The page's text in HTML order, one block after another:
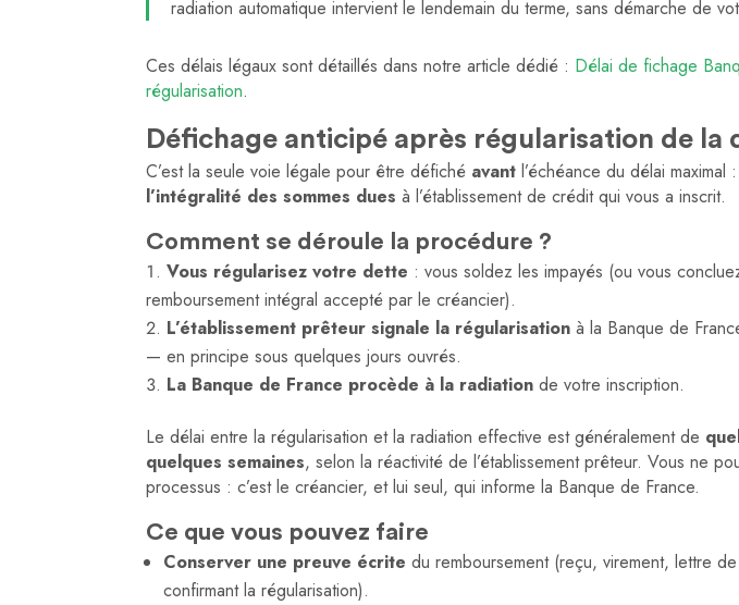
radiation automatique intervient le lendemain du terme, sans démarche de
Ces délais légaux sont détaillés dans notre article dédié : Délai de fichage
régularisation.
Défichage anticipé après régularisation de la
C’est la seule voie légale pour être défiché avant l’échéance du délai maximal :
l’intégralité des sommes dues à l’établissement de crédit qui vous a inscrit.
Comment se déroule la procédure ?
Vous régularisez votre dette : vous soldez les impayés (ou vous
remboursement intégral accepté par le créancier).
L’établissement prêteur signale la régularisation à la Banque de
— en principe sous quelques jours ouvrés.
La Banque de France procède à la radiation de votre inscription.
Le délai entre la régularisation et la radiation effective est généralement de
quelques semaines, selon la réactivité de l’établissement prêteur. Vous ne
processus : c’est le créancier, et lui seul, qui informe la Banque de France.
Ce que vous pouvez faire
Conserver une preuve écrite du remboursement (reçu, virement, lettre de
confirmant la régularisation).